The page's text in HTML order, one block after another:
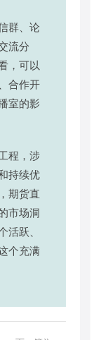
群、论
流分
，可以
合作开
室的影
程，涉
持续优
期货直
市场洞
跃、
个充满